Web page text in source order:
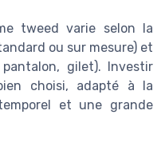
tweed varie selon la
ou sur mesure) et
gilet). Investir
choisi, adapté à la
et une grande